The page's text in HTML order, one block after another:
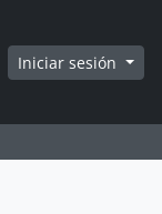
rápidos
Iniciar sesión